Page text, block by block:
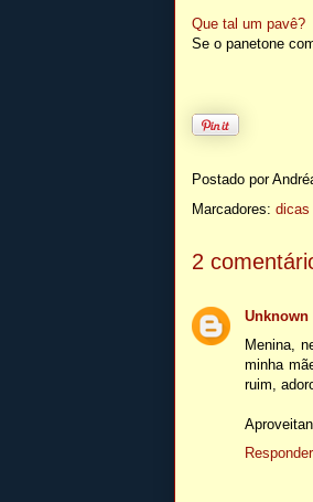
Que tal um pavê?
Se o panetone
Postado por
Marcadores: dicas
2
Unknown
Menina,
minha
ruim,
Responder